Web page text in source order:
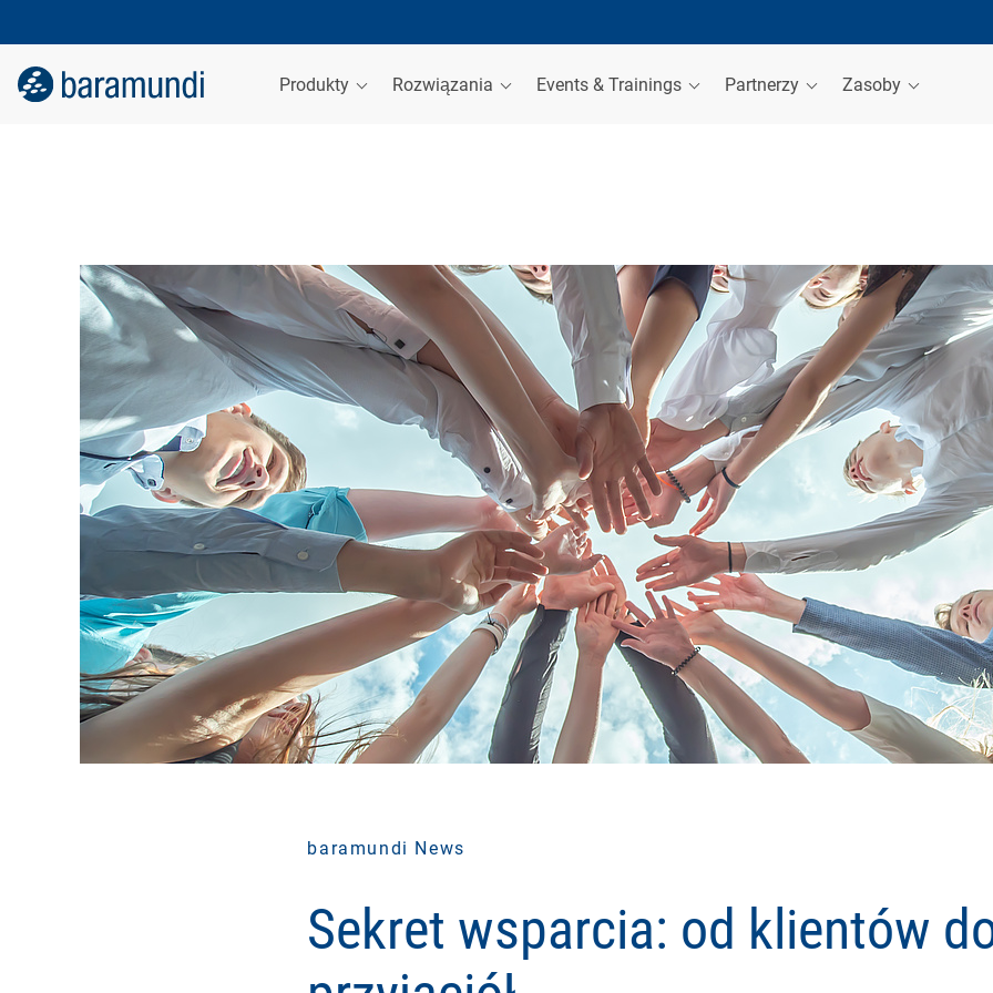
Produkty Rozwiązania Events & Trainings Partnerzy Zasoby
baramundi News
Sekret wsparcia: od klientów